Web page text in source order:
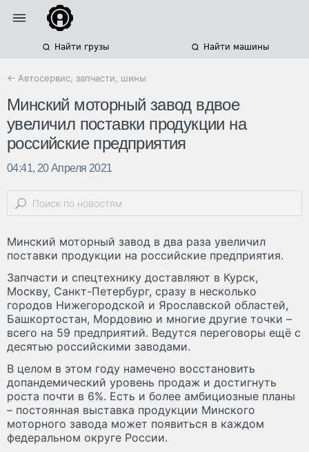
Найти грузы Найти машины
← Автосервис, запчасти, шины
Минский моторный завод вдвое
увеличил поставки продукции на
российские предприятия
04:41, 20 Апреля 2021
Минский моторный завод в два раза увеличил
поставки продукции на российские предприятия.
Запчасти и спецтехнику доставляют в Курск,
Москву, Санкт-Петербург, сразу в несколько
городов Нижегородской и Ярославской областей,
Башкортостан, Мордовию и многие другие точки –
всего на 59 предприятий. Ведутся переговоры ещё с
десятью российскими заводами.
В целом в этом году намечено восстановить
допандемический уровень продаж и достигнуть
роста почти в 6%. Есть и более амбициозные планы
– постоянная выставка продукции Минского
моторного завода может появиться в каждом
федеральном округе России.